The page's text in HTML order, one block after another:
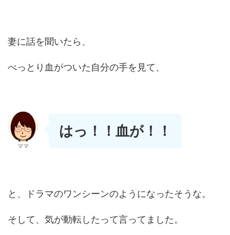
妻に話を聞いたら、
べっとり血がついた自分の手を見て、
ママ
はっ！！血が！！
と、ドラマのワンシーンのようになったそうな。
そして、気が動転したって言ってました。